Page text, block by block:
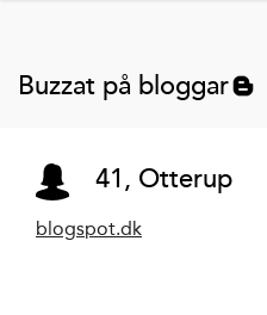
Buzzat på bloggar
41, Otterup
blogspot.dk